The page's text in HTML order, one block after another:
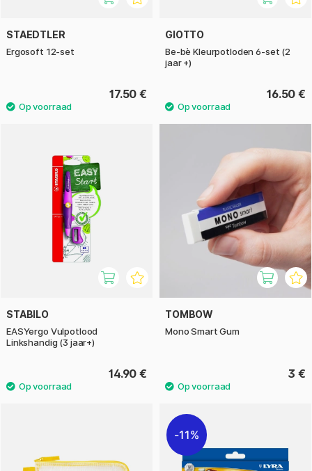
STAEDTLER
Ergosoft 12-set
17.50 €
GIOTTO
Be-bè Kleurpotloden 6-set (2
jaar +)
16.50 €
STABILO
EASYergo Vulpotlood
Linkshandig (3 jaar+)
14.90 €
TOMBOW
Mono Smart Gum
3 €
11%